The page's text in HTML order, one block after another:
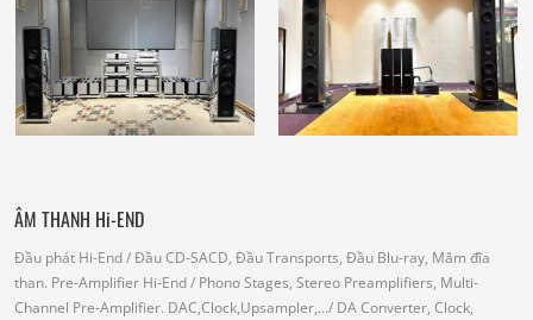
ÂM THANH Hi-END
Đầu phát Hi-End/ Đầu CD-SACD, Đầu Transports, Đầu Blu-ray, Mâm đĩa
than. Pre-Amplifier Hi-End/ Phono Stages, Stereo Preamplifiers, Multi-
Channel Pre-Amplifier. DAC,Clock,Upsampler,.../ DA Converter, Clock,